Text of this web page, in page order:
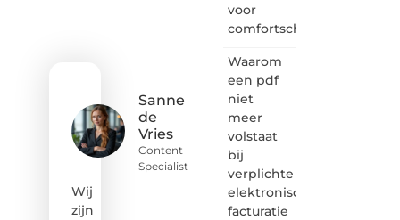
Sanne
de
Vries
Content
Specialist
Wij
zijn
voor
comfortschoenen
Waarom
een pdf
niet
meer
volstaat
bij
verplichte
elektronische
facturatie